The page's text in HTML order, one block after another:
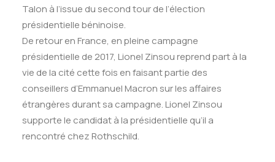
Talon à l’issue du second tour de l’élection
présidentielle béninoise.
De retour en France, en pleine campagne
présidentielle de 2017, Lionel Zinsou reprend part à la
vie de la cité cette fois en faisant partie des
conseillers d’Emmanuel Macron sur les affaires
étrangères durant sa campagne. Lionel Zinsou
supporte le candidat à la présidentielle qu’il a
rencontré chez Rothschild.